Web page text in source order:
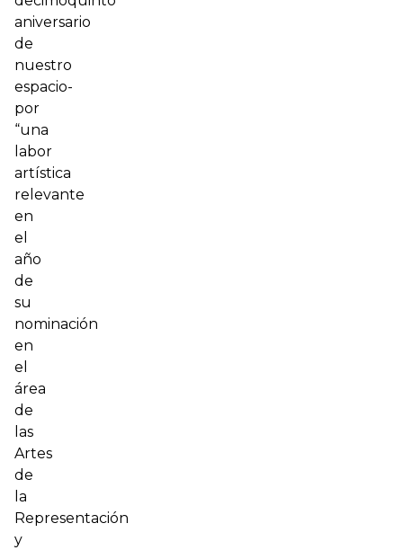
aniversario
de
nuestro
espacio-
por
“una
labor
artística
relevante
en
el
año
de
su
nominación
en
el
área
de
las
Artes
de
la
Representación
y